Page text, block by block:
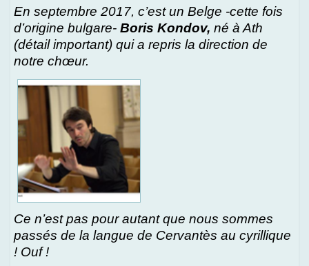
En septembre 2017, c’est un Belge -cette fois
d’origine bulgare-Boris Kondov,né à Ath
(détail important) qui a repris la direction de
notre chœur.
Ce n’est pas pour autant que nous sommes
passés de la langue de Cervantès au cyrillique
! Ouf !